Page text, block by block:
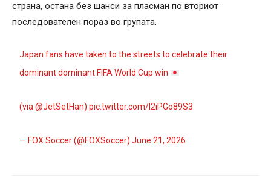
страна, остана без шанси за пласман по вториот
последователен пораз во групата.
Japan fans have taken to the streets to celebrate their
dominant dominant FIFA World Cup win
(via@JetSetHan)pic.twitter.com/l2iPGo89S3
— FOX Soccer (@FOXSoccer)June 21, 2026